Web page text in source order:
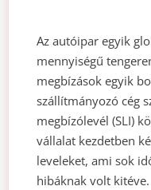
Az autóipar egyik
mennyiségű
megbízások egyik
szállítmányozó cég
megbízólevél (SLI)
vállalat kezdetben
leveleket, ami sok
hibáknak volt kitéve.